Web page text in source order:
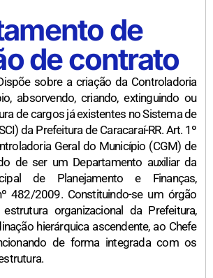
de
de contrato
sobre a criação da Controladoria
absorvendo, criando, extinguindo ou
de cargos já existentes no Sistema de
da Prefeitura de Caracaraí-RR. Art. 1º
Geral do Município (CGM) de
de ser um Departamento auxiliar da
de Planejamento e Finanças,
482/2009. Constituindo-se um órgão
organizacional da Prefeitura,
hierárquica ascendente, ao Chefe
de forma integrada com os